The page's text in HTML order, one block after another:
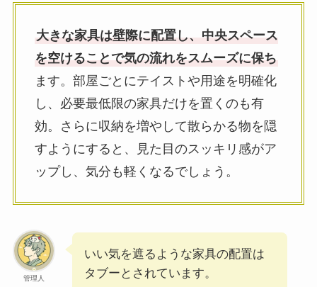
大きな家具は壁際に配置し、中央スペース
を空けることで気の流れをスムーズに保ち
ます。部屋ごとにテイストや用途を明確化
し、必要最低限の家具だけを置くのも有
効。さらに収納を増やして散らかる物を隠
すようにすると、見た目のスッキリ感がア
ップし、気分も軽くなるでしょう。
管理人
いい気を遮るような家具の配置は
タブーとされています。